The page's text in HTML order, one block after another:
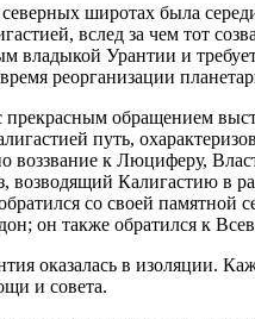
широтах была
вслед за чем тот
владыкой Урантии и
реорганизации
прекрасным обращением
путь,
воззвание к Люциферу,
возводящий Калигастию в
со своей
он также обратился к
оказалась в изоляции.
и совета.